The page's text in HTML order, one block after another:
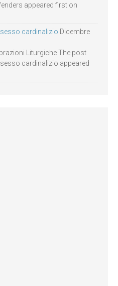
appeared first on
cardinalizio Dicembre
Liturgiche The post
cardinalizio appeared